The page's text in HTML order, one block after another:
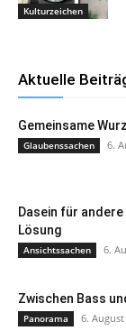
Kulturzeichen
Aktuelle
Gemeinsame
Glaubenssachen 6.
Dasein für
Lösung
Ansichtssachen 6.
Zwischen Bass
Panorama 6. August